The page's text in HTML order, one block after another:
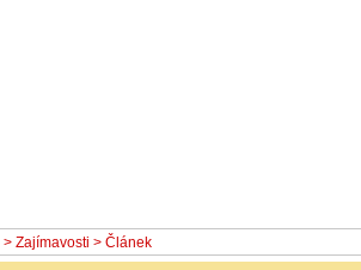
> Zajímavosti > Článek